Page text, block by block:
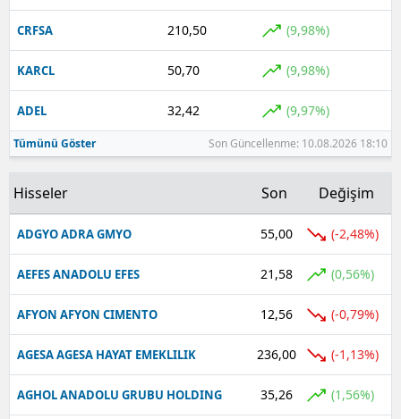
Şırnak
Bartın
Ardahan
Yalova
Karabük
Kilis
Osmaniye
Düzce
CRFSA 210,50 (9,98%)
KARCL 50,70 (9,98%)
ADEL 32,42 (9,97%)
Tümünü Göster Son Güncellenme: 10.08.2026 18:10
Hisseler Son Değişim
ADGYO ADRA GMYO 55,00 (-2,48%)
AEFES ANADOLU EFES 21,58 (0,56%)
AFYON AFYON CIMENTO 12,56 (-0,79%)
AGESA AGESA HAYAT EMEKLILIK 236,00 (-1,13%)
AGHOL ANADOLU GRUBU HOLDING 35,26 (1,56%)